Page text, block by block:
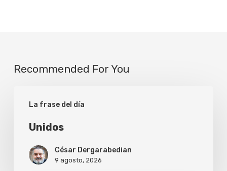
Recommended For You
La frase del día
Unidos
César Dergarabedian
9 agosto, 2026